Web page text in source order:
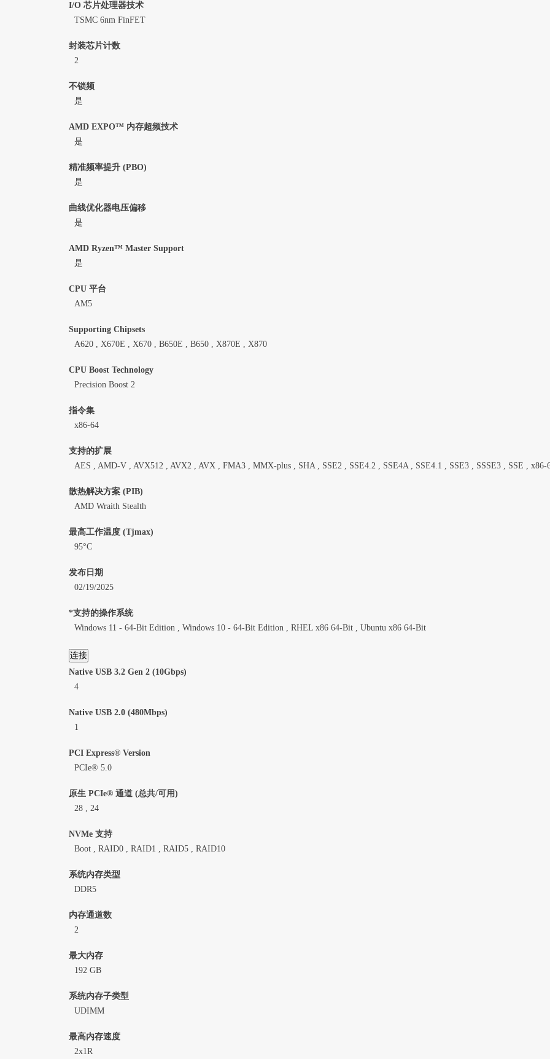
I/O 芯片处理器技术
TSMC 6nm FinFET
封装芯片计数
2
不锁频
是
AMD EXPO™ 内存超频技术
是
精准频率提升 (PBO)
是
曲线优化器电压偏移
是
AMD Ryzen™ Master Support
是
CPU 平台
AM5
Supporting Chipsets
A620 , X670E , X670 , B650E , B650 , X870E , X870
CPU Boost Technology
Precision Boost 2
指令集
x86-64
支持的扩展
AES , AMD-V , AVX512 , AVX2 , AVX , FMA3 , MMX-plus , SHA , SSE2 , SSE4.2 , SSE4A , SSE4.1 , SSE3 , SSSE3 , SSE , x86-
散热解决方案 (PIB)
AMD Wraith Stealth
最高工作温度 (Tjmax)
95°C
发布日期
02/19/2025
*支持的操作系统
Windows 11 - 64-Bit Edition , Windows 10 - 64-Bit Edition , RHEL x86 64-Bit , Ubuntu x86 64-Bit
连接
Native USB 3.2 Gen 2 (10Gbps)
4
Native USB 2.0 (480Mbps)
1
PCI Express® Version
PCIe® 5.0
原生 PCIe® 通道 (总共/可用)
28 , 24
NVMe 支持
Boot , RAID0 , RAID1 , RAID5 , RAID10
系统内存类型
DDR5
内存通道数
2
最大内存
192 GB
系统内存子类型
UDIMM
最高内存速度
2x1R